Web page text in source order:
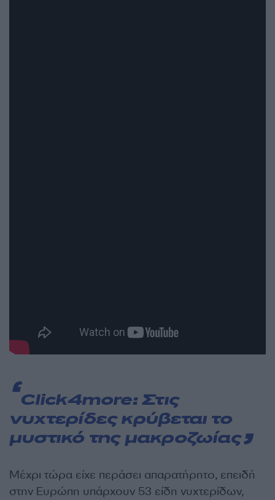
Click4more:Στις
νυχτερίδες κρύβεται το
μυστικό της μακροζωίας
Μέχρι τώρα είχε περάσει απαρατήρητο, επειδή
στην Ευρώπη υπάρχουν 53 είδη νυχτερίδων,